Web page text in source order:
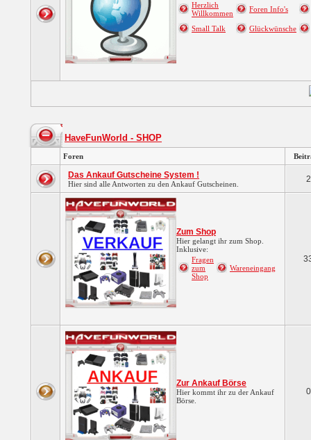
Herzlich
Willkommen
Foren Info's
Small Talk Glückwünsche
HaveFunWorld - SHOP
Foren
Das Ankauf Gutscheine System !
Hier sind alle Antworten zu den Ankauf Gutscheinen. 2
Zum Shop
Hier gelangt ihr zum Shop.
Inklusive:
Fragen
zum
Shop
Wareneingang
Zur Ankauf Börse
Hier kommt ihr zu der Ankauf
Börse.
0